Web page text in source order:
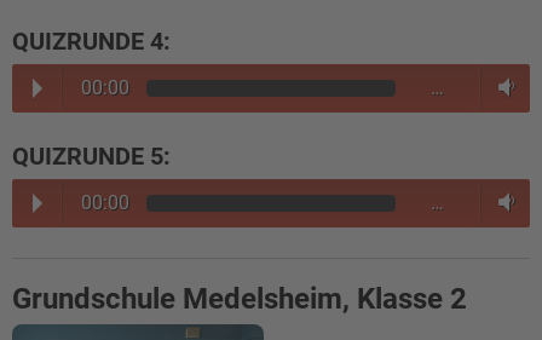
QUIZRUNDE 4:
00:00 …
QUIZRUNDE 5:
00:00 …
Grundschule Medelsheim, Klasse 2